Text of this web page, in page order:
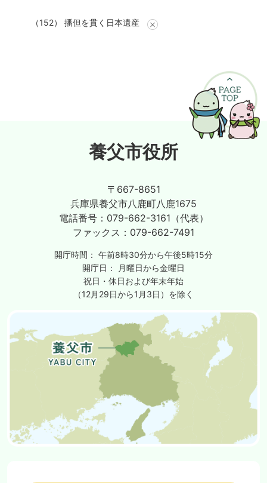
（152） 播但を貫く日本遺産
養父市役所
〒667-8651
兵庫県養父市八鹿町八鹿1675
電話番号： 079-662-3161（代表）
ファックス： 079-662-7491
開庁時間： 午前8時30分から午後5時15分
開庁日：
月曜日から金曜日
祝日・休日および年末年始
（12月29日から1月3日）を除く